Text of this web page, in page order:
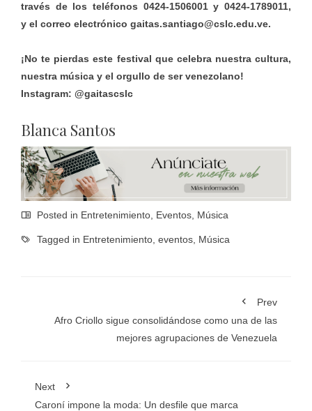
través de los teléfonos 0424-1506001 y 0424-1789011,
y el correo electrónico gaitas.santiago@cslc.edu.ve.
¡No te pierdas este festival que celebra nuestra cultura,
nuestra música y el orgullo de ser venezolano!
Instagram: @gaitascslc
Blanca Santos
Posted in Entretenimiento Eventos Música
Tagged in Entretenimiento eventos Música
Prev
Afro Criollo sigue consolidándose como una de las
mejores agrupaciones de Venezuela
Next
Caroní impone la moda: Un desfile que marca